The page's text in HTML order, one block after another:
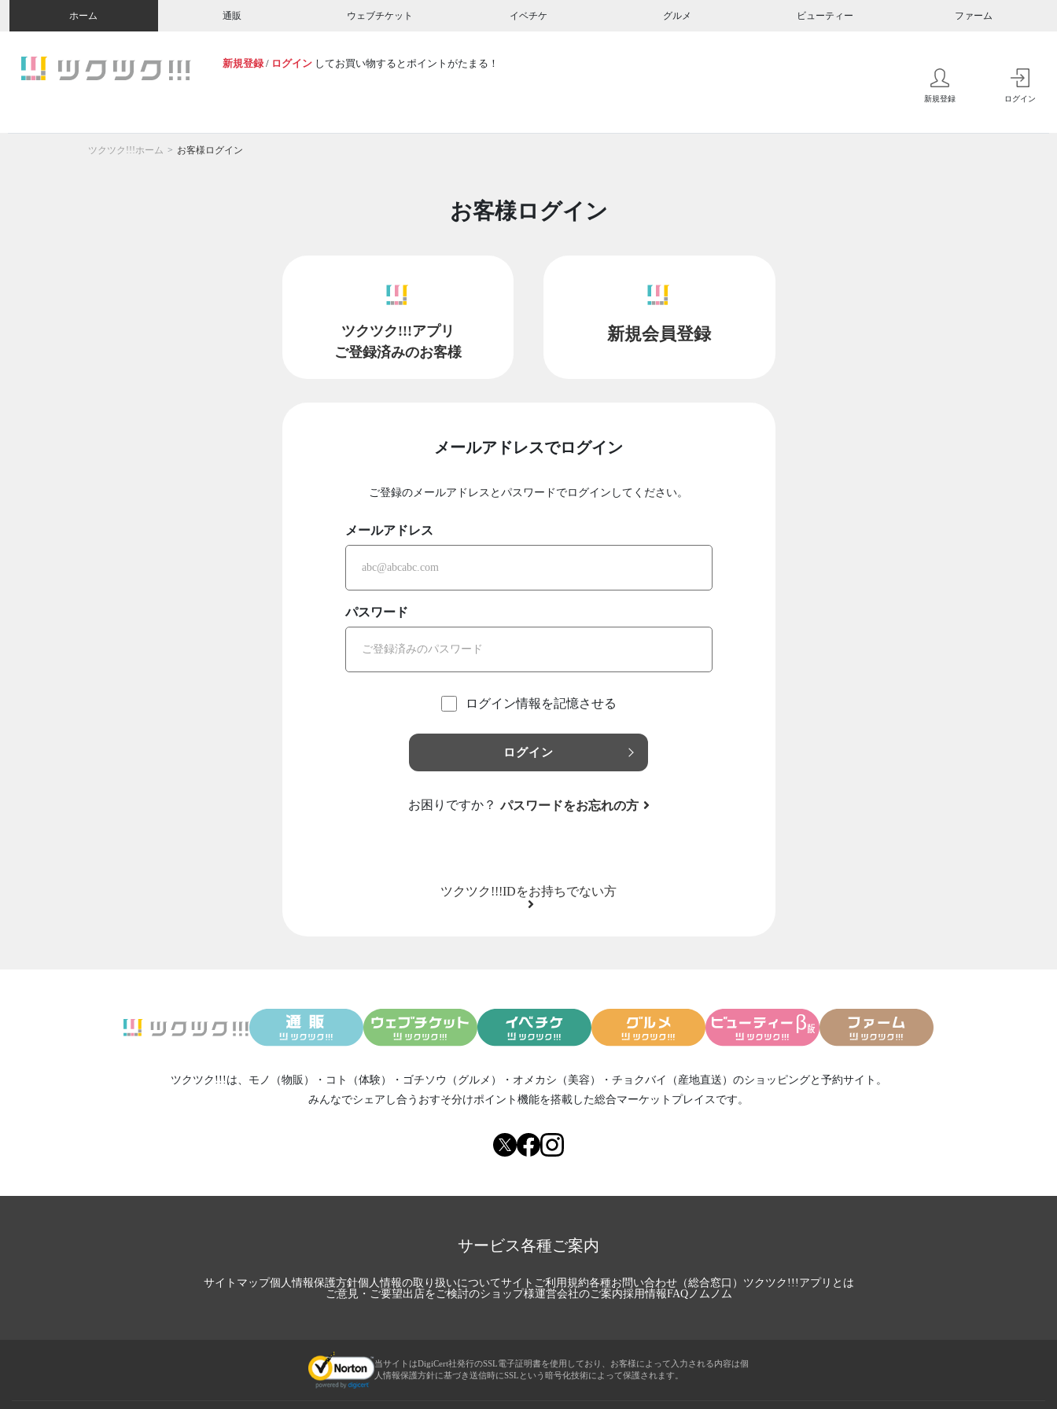
ホーム 通販 ウェブチケット イベチケ グルメ ビューティー ファーム
新規登録 / ログイン してお買い物するとポイントがたまる！
新規登録 ログイン
ツクツク!!!ホーム お客様ログイン
お客様ログイン
ツクツク!!!アプリ
ご登録済みのお客様
新規会員登録
メールアドレスでログイン
ご登録のメールアドレスとパスワードでログインしてください。
メールアドレス
パスワード
ログイン情報を記憶させる
ログイン
お困りですか？ パスワードをお忘れの方
ツクツク!!!IDをお持ちでない方
ツクツク!!!は、 モノ（物販） ・ コト（体験） ・ ゴチソウ（グルメ） ・ オメカシ（美容） ・ チョクバイ（産地直送） のショッピングと予約サイト。
みんなでシェアし合う おすそ分けポイント機能を搭載した総合マーケットプレイスです。
サービス各種ご案内
サイトマップ個人情報保護方針個人情報の取り扱いについてサイトご利用規約各種お問い合わせ（総合窓口） ツクツク!!!アプリとは
ご意見・ご要望出店をご検討のショップ様運営会社のご案内採用情報FAQノムノム
当サイトはDigiCert社発行のSSL電子証明書を使用しており、お客様によって入力される内容は個
人情報保護方針に基づき送信時にSSLという暗号化技術によって保護されます。